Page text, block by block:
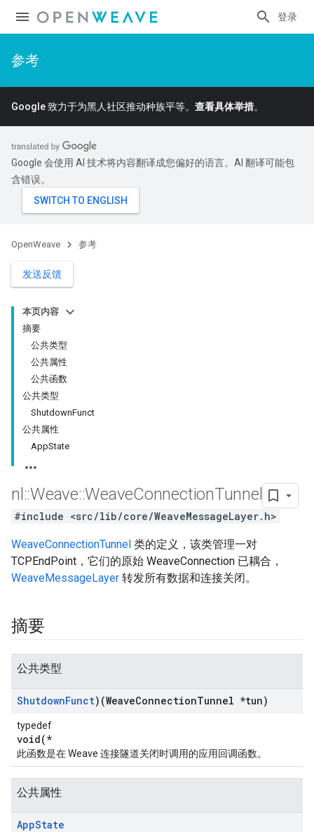
登录
参考
Google 致力于为黑人社区推动种族平等。 查看具体举措。
Google 会使用 AI 技术将内容翻译成您偏好的语言。AI 翻译可能包
含错误。
OpenWeave 参考
发送反馈
本页内容
摘要
公共类型
公共属性
公共函数
公共类型
ShutdownFunct
公共属性
AppState
nl ::Weave::WeaveConnectionTunnel
#include <src/lib/core/WeaveMessageLayer.h>
WeaveConnectionTunnel 类的定义，该类管理一对
TCPEndPoint，它们的原始 WeaveConnection 已耦合，
WeaveMessageLayer 转发所有数据和连接关闭。
摘要
公共类型
ShutdownFunct)(WeaveConnectionTunnel *tun)
typedef
void(*
此函数是在 Weave 连接隧道关闭时调用的应用回调函数。
公共属性
AppState